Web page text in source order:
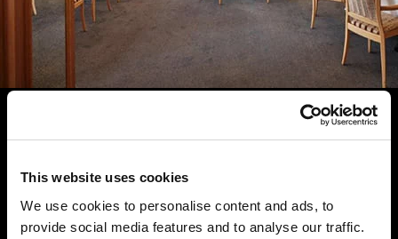
This website uses cookies
We use cookies to personalise content and ads, to
provide social media features and to analyse our traffic.
Terminüberblick